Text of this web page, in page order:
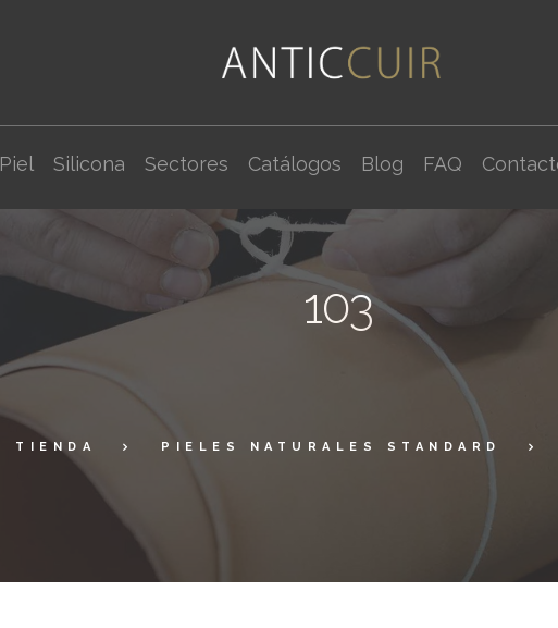
Piel Silicona Sectores Catálogos Blog FAQ
103
TIENDA PIELES NATURALES STANDARD